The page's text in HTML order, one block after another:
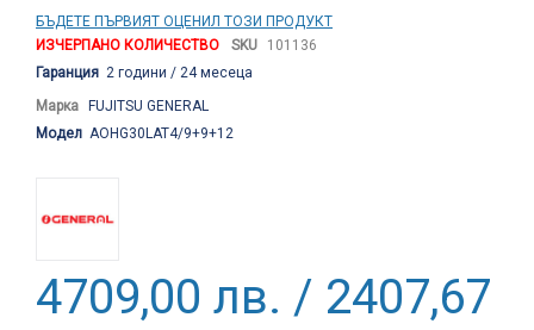
снимки
БЪДЕТЕ ПЪРВИЯТ ОЦЕНИЛ ТОЗИ ПРОДУКТ
ИЗЧЕРПАНО КОЛИЧЕСТВО
SKU
101136
Гаранция 2 години / 24 месеца
Марка FUJITSU GENERAL
Модел AOHG30LAT4/9+9+12
4709,00 лв. / 2407,67 €